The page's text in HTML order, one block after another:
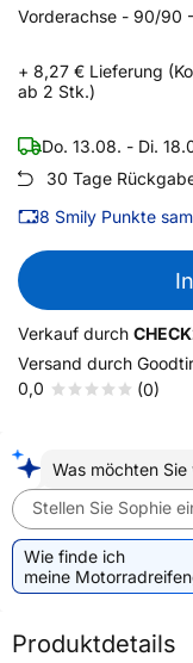
Vorderachse - 90/90
+ 8,27 € Lieferung
ab 2 Stk.)
Do. 13.08. - Di.
30 Tage
8 Smily Punkte
Verkauf durch
Versand durch
0,0
(0)
Was möchten Sie
Stellen Sie Sophie
Wie finde ich
meine
Produktdetails